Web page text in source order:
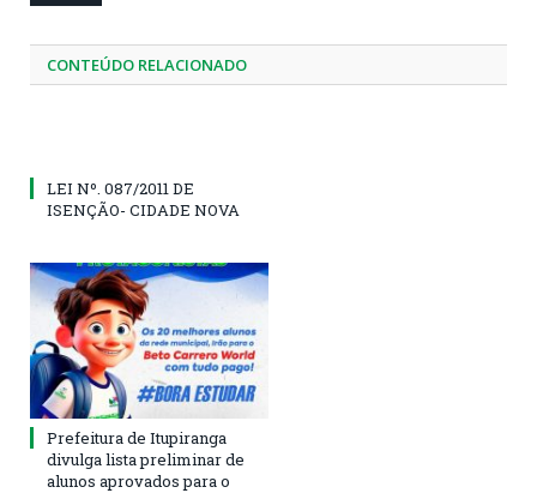
CONTEÚDO RELACIONADO
LEI Nº. 087/2011 DE
ISENÇÃO- CIDADE NOVA
Prefeitura de Itupiranga
divulga lista preliminar de
alunos aprovados para o